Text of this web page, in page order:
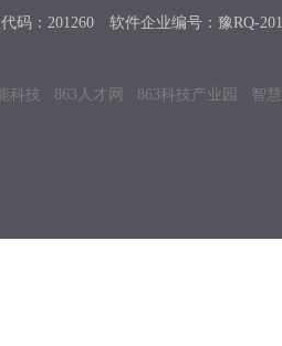
码：201260 软件企业编号：豫RQ-
科技 863人才网 863科技产业园
智